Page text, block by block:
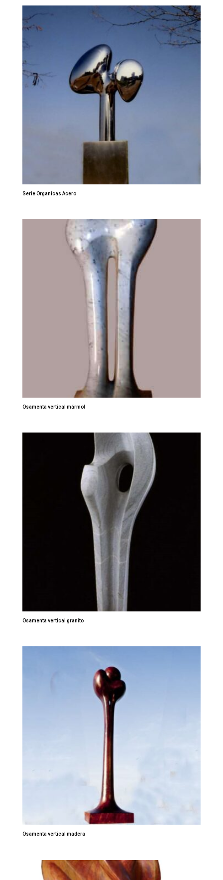
Serie Organicas Acero
Osamenta vertical mármol
Osamenta vertical granito
Osamenta vertical madera